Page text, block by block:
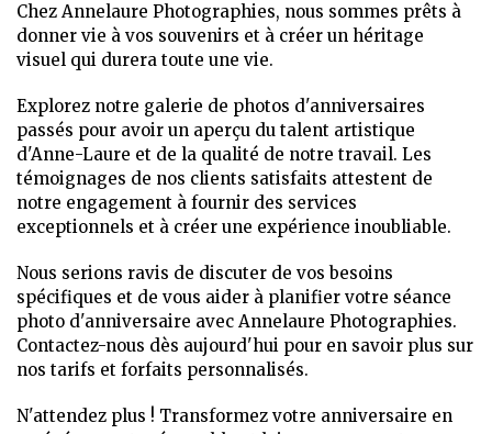
Chez Annelaure Photographies, nous sommes prêts à
donner vie à vos souvenirs et à créer un héritage
visuel qui durera toute une vie.
Explorez notre galerie de photos d'anniversaires
passés pour avoir un aperçu du talent artistique
d'Anne-Laure et de la qualité de notre travail. Les
témoignages de nos clients satisfaits attestent de
notre engagement à fournir des services
exceptionnels et à créer une expérience inoubliable.
Nous serions ravis de discuter de vos besoins
spécifiques et de vous aider à planifier votre séance
photo d'anniversaire avec Annelaure Photographies.
Contactez-nous dès aujourd'hui pour en savoir plus sur
nos tarifs et forfaits personnalisés.
N'attendez plus ! Transformez votre anniversaire en